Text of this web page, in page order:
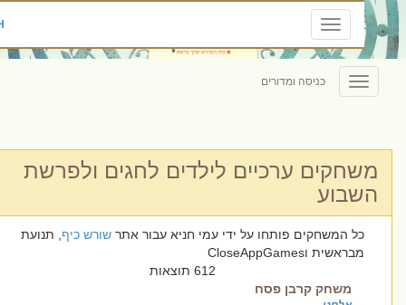
Toggle
navigation
Toggle
navigation
כניסה ומדורים
ערכיים לילדים לחגים ולפרשת
כל המשחקים פותחו על ידי עמי חניא עבור אתרשורש כיף, תנועת
מבראשית וCloseAppGames
משחק קרבן פסח